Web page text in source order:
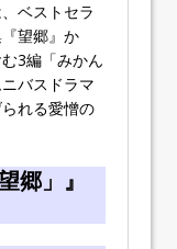
ベストセラ
望郷』か
3編「みかん
バスドラマ
れる愛憎の
郷」』